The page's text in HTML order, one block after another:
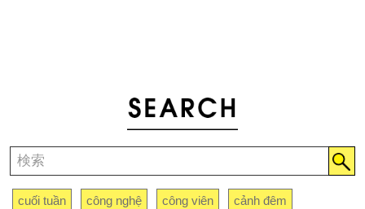
cuối tuần công nghệ công viên cảnh đêm